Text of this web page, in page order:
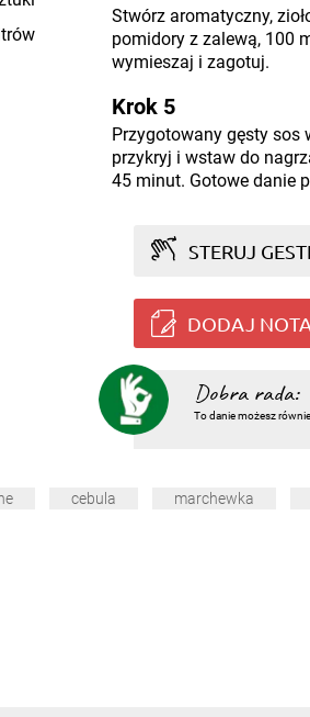
Stwórz aromatyczny,
pomidory z zalewą, 100
wymieszaj i zagotuj.
Krok 5
Przygotowany gęsty sos
przykryj i wstaw do
45 minut. Gotowe danie
STERUJ
DODAJ
Dobra rada:
To danie możesz
cebula marchewka